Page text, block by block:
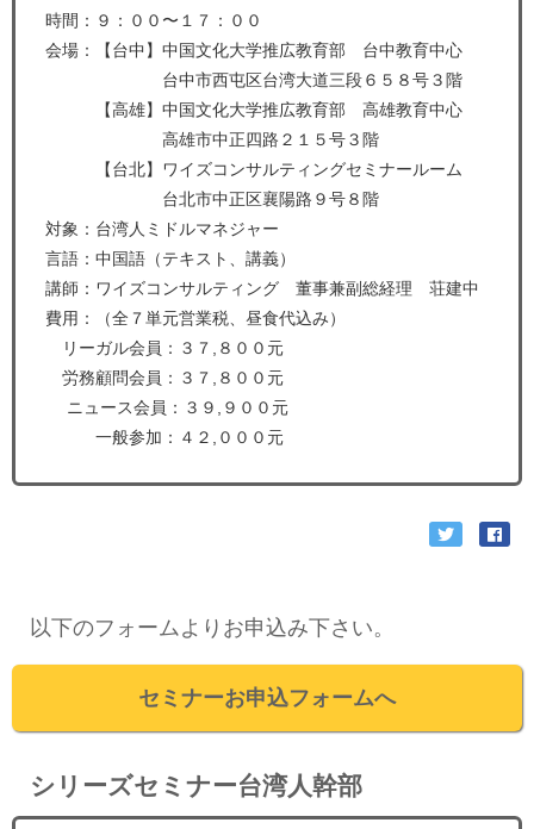
時間：９：００〜１７：００
会場：【台中】中国文化大学推広教育部 台中教育中心
台中市西屯区台湾大道三段６５８号３階
【高雄】中国文化大学推広教育部 高雄教育中心
高雄市中正四路２１５号３階
【台北】ワイズコンサルティングセミナールーム
台北市中正区襄陽路９号８階
対象：台湾人ミドルマネジャー
言語：中国語（テキスト、講義）
講師：ワイズコンサルティング 董事兼副総経理 荘建中
費用：（全７単元営業税、昼食代込み）
リーガル会員：３７,８００元
労務顧問会員：３７,８００元
ニュース会員：３９,９００元
一般参加：４２,０００元
以下のフォームよりお申込み下さい。
セミナーお申込フォームへ
シリーズセミナー台湾人幹部